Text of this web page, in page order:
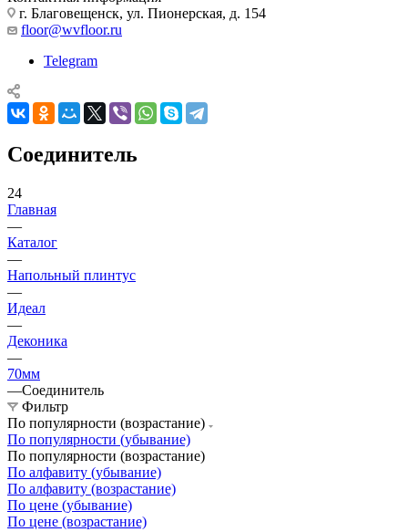
г. Благовещенск, ул. Пионерская, д. 154
floor@wvfloor.ru
Telegram
Соединитель
24
Главная
—
Каталог
—
Напольный плинтус
—
Идеал
—
Деконика
—
70мм
—Соединитель
Фильтр
По популярности (возрастание)
По популярности (убывание)
По популярности (возрастание)
По алфавиту (убывание)
По алфавиту (возрастание)
По цене (убывание)
По цене (возрастание)